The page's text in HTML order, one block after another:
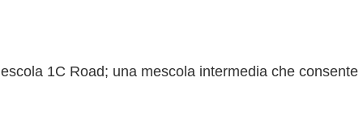
1C Road; una mescola intermedia che consente